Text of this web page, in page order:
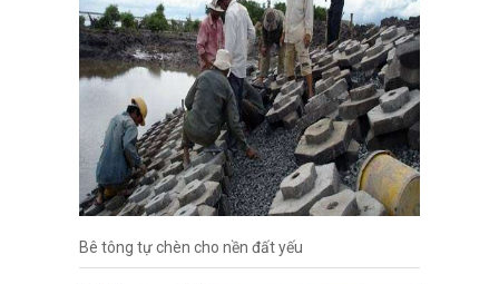
Bê tông tự chèn cho nền đất yếu